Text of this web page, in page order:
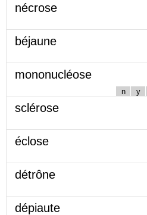
nécrose
béjaune
mononucléose
n y
sclérose
éclose
détrône
dépiaute